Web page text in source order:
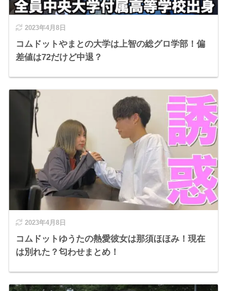
2023年4月8日
コムドットやまとの大学は上智の総グロ学部！偏
差値は72だけど中退？
2023年4月8日
コムドットゆうたの熱愛彼女は那須ほほみ！現在
は別れた？匂わせまとめ！